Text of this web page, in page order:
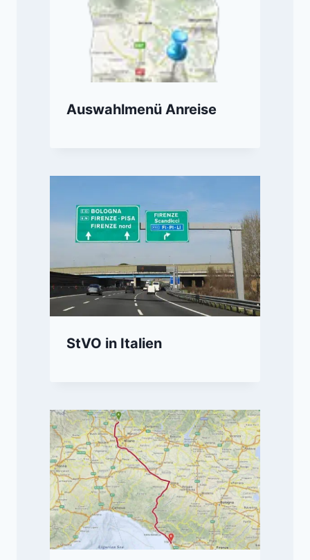
Auswahlmenü Anreise
StVO in Italien